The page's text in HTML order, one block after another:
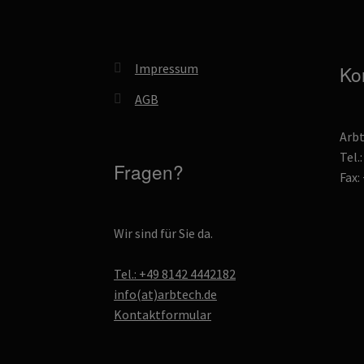
Impressum
AGB
Fragen?
Wir sind für Sie da.
Tel.: +49 8142 4442182
info(at)arbtech.de
Kontaktformular